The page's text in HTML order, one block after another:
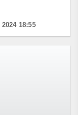
18:55